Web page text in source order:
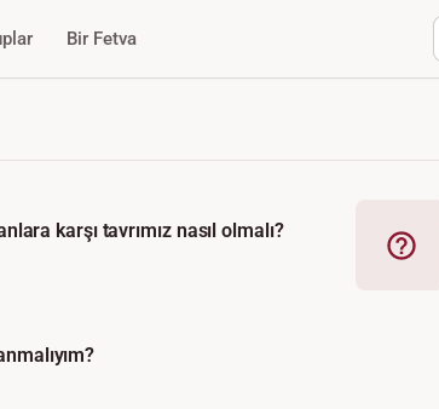
Bir Fetva
karşı tavrımız nasıl olmalı?
Fetva